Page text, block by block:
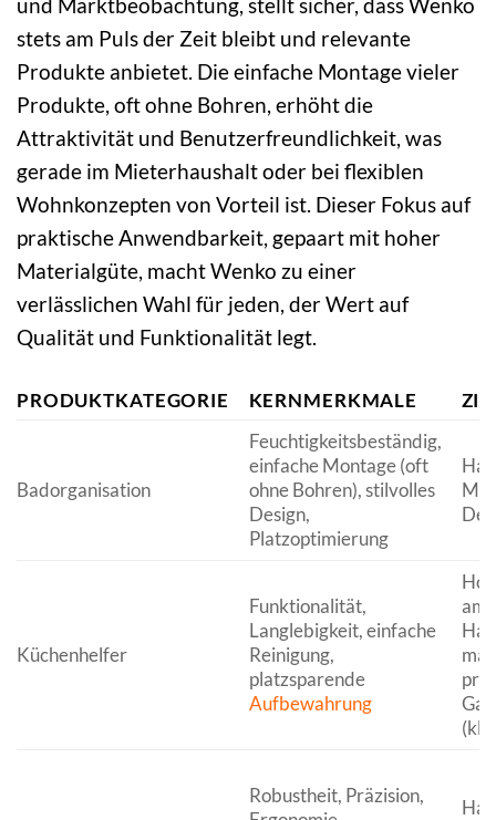
und Marktbeobachtung, stellt sicher, dass Wenko
stets am Puls der Zeit bleibt und relevante
Produkte anbietet. Die einfache Montage vieler
Produkte, oft ohne Bohren, erhöht die
Attraktivität und Benutzerfreundlichkeit, was
gerade im Mieterhaushalt oder bei flexiblen
Wohnkonzepten von Vorteil ist. Dieser Fokus auf
praktische Anwendbarkeit, gepaart mit hoher
Materialgüte, macht Wenko zu einer
verlässlichen Wahl für jeden, der Wert auf
Qualität und Funktionalität legt.
PRODUKTKATEGORIE KERNMERKMALE
Badorganisation
Feuchtigkeitsbeständig,
einfache Montage (oft
ohne Bohren), stilvolles
Design,
Platzoptimierung
Küchenhelfer
Funktionalität,
Langlebigkeit, einfache
Reinigung,
platzsparende
Aufbewahrung
Robustheit, Präzision,